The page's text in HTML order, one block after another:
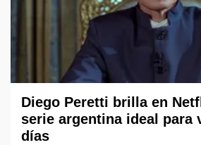
Diego Peretti brilla en
serie argentina ideal para
días